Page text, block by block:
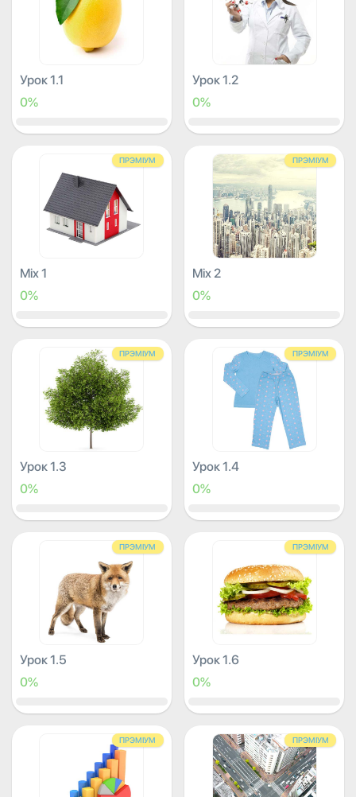
Урок 1.1
0%
Урок 1.2
0%
ПРЭМІУМ
Mix 1
0%
ПРЭМІУМ
Mix 2
0%
ПРЭМІУМ
Урок 1.3
0%
ПРЭМІУМ
Урок 1.4
0%
ПРЭМІУМ
Урок 1.5
0%
ПРЭМІУМ
Урок 1.6
0%
ПРЭМІУМ ПРЭМІУМ